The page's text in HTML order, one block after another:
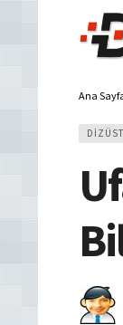
Ana